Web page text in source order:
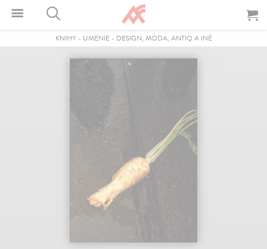
KNIHY- UMENIE- DESIGN, MÓDA, ANTIQ A INÉ